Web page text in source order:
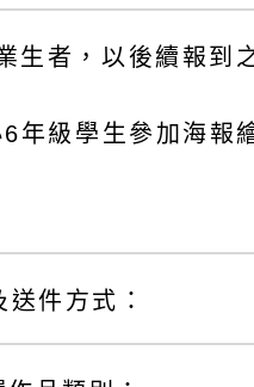
生者，以後續報到
年級學生參加海報
送件方式：